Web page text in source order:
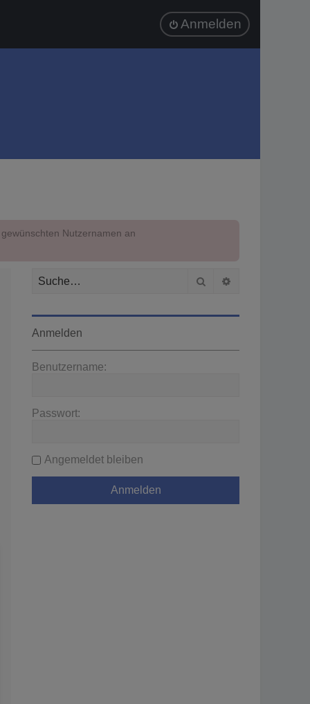
Anmelden
Nutzernamen an
Suche
Anmelden
Benutzername:
Passwort:
Angemeldet bleiben